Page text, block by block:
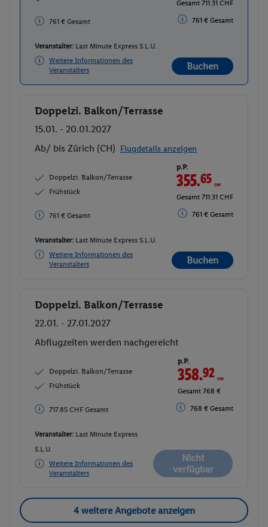
761 € Gesamt
Gesamt 711.31 CHF
761 € Gesamt
Veranstalter: Last Minute Express S.L.U.
Weitere Informationen des
Veranstalters
Buchen
Buchen
Doppelzi. Balkon/Terrasse
15.01. - 20.01.2027
Ab/ bis Zürich (CH) Flugdetails anzeigen
Doppelzi. Balkon/Terrasse
Frühstück
761 € Gesamt
p.P.
355.65CHF
Gesamt 711.31 CHF
761 € Gesamt
Veranstalter: Last Minute Express S.L.U.
Weitere Informationen des
Veranstalters
Buchen
Buchen
Doppelzi. Balkon/Terrasse
22.01. - 27.01.2027
Abflugzeiten werden nachgereicht
Doppelzi. Balkon/Terrasse
Frühstück
717.85 CHF Gesamt
p.P.
358.92 CHF
Gesamt 768 €
768 € Gesamt
Veranstalter: Last Minute Express
S.L.U.
Weitere Informationen des
Veranstalters
Nicht
verfügbar
4 weitere Angebote anzeigen